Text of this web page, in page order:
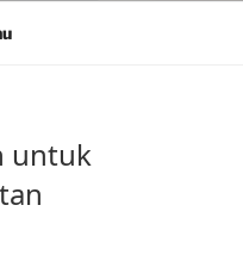
untuk